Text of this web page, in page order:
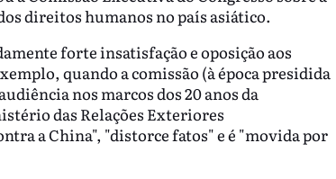
direitos humanos no país asiático.
forte insatisfação e oposição aos
quando a comissão (à época presidida
nos marcos dos 20 anos da
das Relações Exteriores
a China", "distorce fatos" e é "movida por